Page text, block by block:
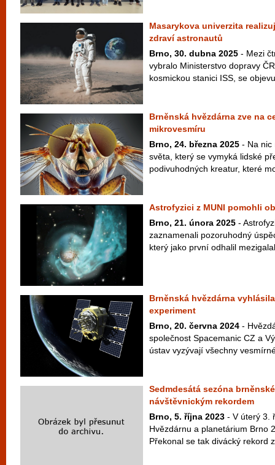
Masarykova univerzita
zdraví astronautů
Brno, 30. dubna 2025 - Mezi
vybralo Ministerstvo dopravy
kosmickou stanici ISS, se
Brněnská hvězdárna zve na
mikrovesmíru
Brno, 24. března 2025 - Na nic
světa, který se vymyká lidské
podivuhodných kreatur, které
Astrofyzici z MUNI pomohli
Brno, 21. února 2025 -
zaznamenali pozoruhodný
který jako první odhalil
Brněnská hvězdárna
experiment
Brno, 20. června 2024 -
společnost Spacemanic CZ a
ústav vyzývají všechny
Sedmdesátá sezóna
návštěvnickým rekordem
Brno, 5. října 2023 - V úterý 3.
Hvězdárnu a planetárium Brno
Překonal se tak divácký rekord